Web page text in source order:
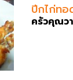
ปีกไก่ท
ครัวคุณว